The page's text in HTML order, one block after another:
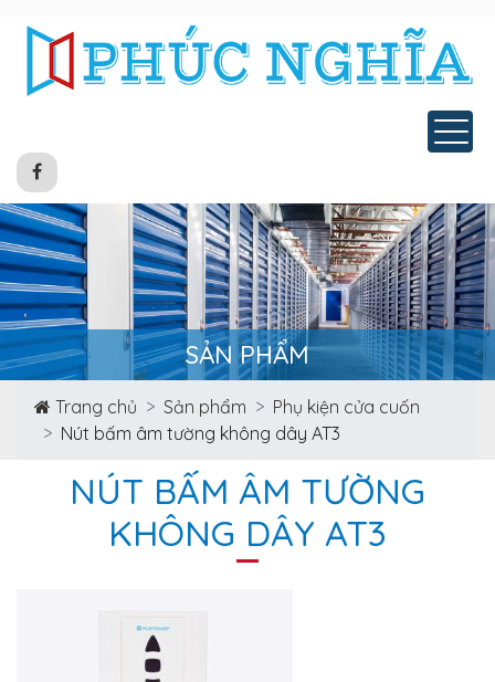
SẢN PHẨM
Trang chủ Sản phẩm
Phụ kiện cửa cuốn
Nút bấm âm tường không dây AT3
NÚT BẤM ÂM TƯỜNG
KHÔNG DÂY AT3